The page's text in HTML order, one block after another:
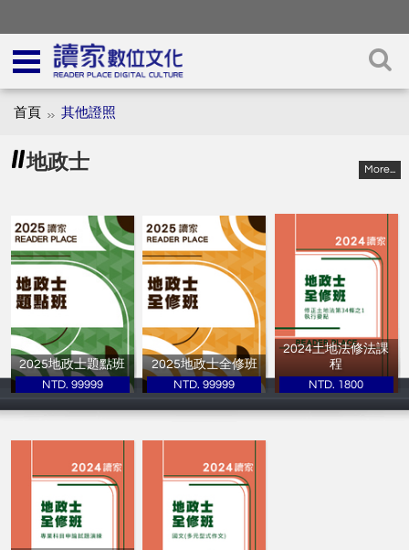
首頁 其他證照
地政士 More...
2025地政士題點班
讀家補習班
NTD. 99999
2025地政士全修班
讀家補習班
NTD. 99999
2024土地法修法課
程
讀家補習班
NTD. 1800